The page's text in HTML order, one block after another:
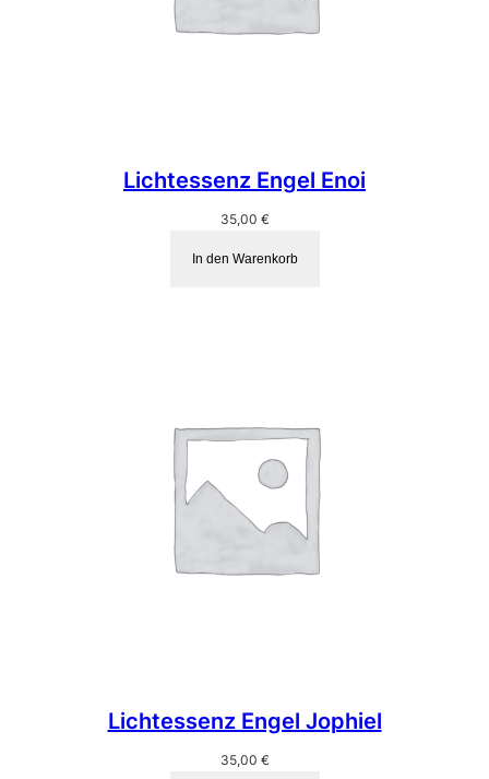
Lichtessenz Engel Enoi
35,00 €
In den Warenkorb
Lichtessenz Engel Jophiel
35,00 €